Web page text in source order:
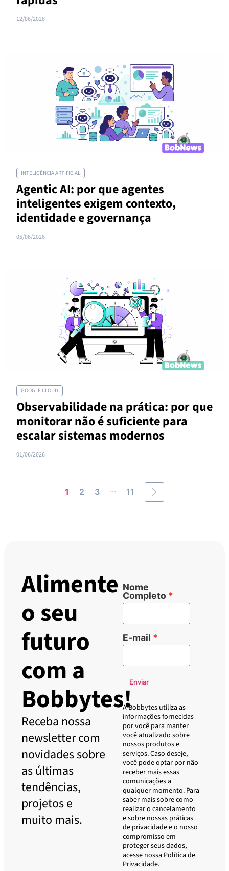
12/06/2026
INTELIGÊNCIA ARTIFICIAL
Agentic AI: por que agentes
inteligentes exigem contexto,
identidade e governança
05/06/2026
GOOGLE CLOUD
Observabilidade na prática: por que
monitorar não é suficiente para
escalar sistemas modernos
01/06/2026
1 2 3 ... 11
Alimente
o seu
futuro
com a
Bobbytes!
Receba nossa
newsletter com
novidades sobre
as últimas
tendências,
projetos e
muito mais.
Nome
Completo
E-mail
Enviar
A Bobbytes utiliza as
informações fornecidas
por você para manter
você atualizado sobre
nossos produtos e
serviços. Caso deseje,
você pode optar por não
receber mais essas
comunicações a
qualquer momento. Para
saber mais sobre como
realizar o cancelamento
e sobre nossas práticas
de privacidade e o nosso
compromisso em
proteger seus dados,
acesse nossa Política de
Privacidade.